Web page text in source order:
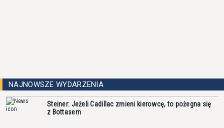
NAJNOWSZE WYDARZENIA
Steiner: Jeżeli Cadillac zmieni kierowcę, to pożegna się
z Bottasem